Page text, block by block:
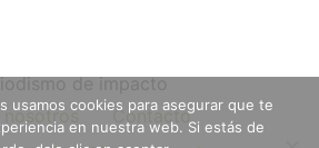
de impacto
nosotros
Contacto
usamos cookies para asegurar que te
en nuestra web. Si estás de